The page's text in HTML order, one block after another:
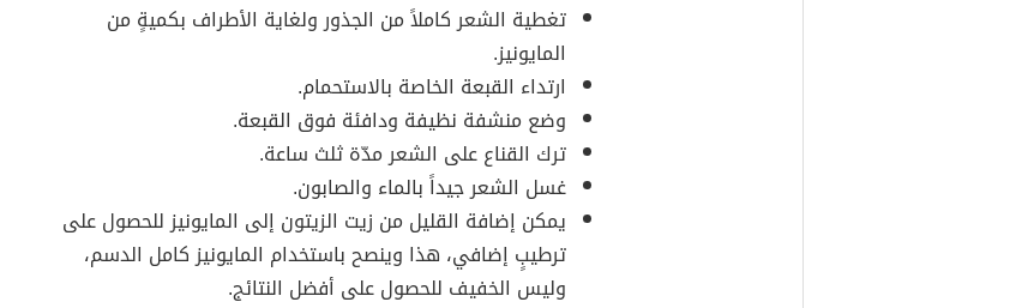
تغطية الشعر كاملاً من الجذور ولغاية الأطراف بكميةٍ من
المايونيز.
ارتداء القبعة الخاصة بالاستحمام.
وضع منشفة نظيفة ودافئة فوق القبعة.
ترك القناع على الشعر مدّة ثلث ساعة.
غسل الشعر جيداً بالماء والصابون.
يمكن إضافة القليل من زيت الزيتون إلى المايونيز للحصول على
ترطيبٍ إضافي، هذا وينصح باستخدام المايونيز كامل الدسم،
وليس الخفيف للحصول على أفضل النتائج.